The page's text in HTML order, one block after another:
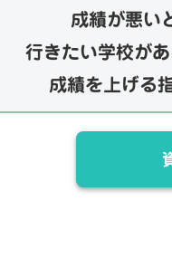
成績が悪い
行きたい学校が
成績を上げる